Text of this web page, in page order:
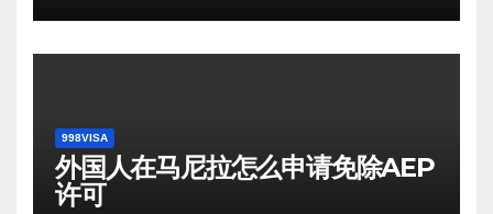
998VISA
外国人在马尼拉怎么申请免除AEP
许可